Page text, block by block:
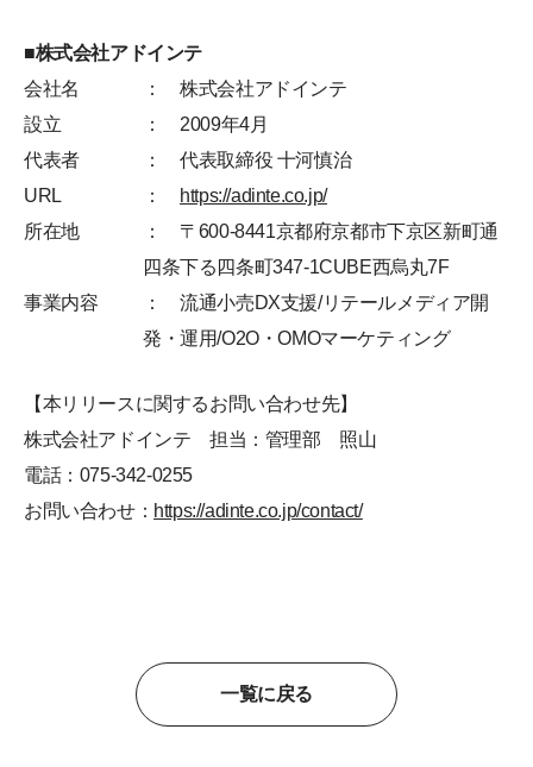
■株式会社アドインテ
会社名
： 株式会社アドインテ
設立
： 2009年4月
代表者
： 代表取締役 十河慎治
URL
：
https://adinte.co.jp/
所在地
： 〒600-8441京都府京都市下京区新町通
四条下る四条町347-1CUBE西烏丸7F
事業内容
： 流通小売DX支援/リテールメディア開
発・運用/O2O・OMOマーケティング
【本リリースに関するお問い合わせ先】
株式会社アドインテ 担当：管理部 照山
電話：075-342-0255
お問い合わせ： https://adinte.co.jp/contact/
一覧に戻る